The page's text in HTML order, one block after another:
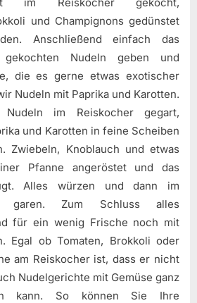
und Champignons gedünstet
Anschließend einfach das
Nudeln geben und
die es gerne etwas exotischer
Nudeln mit Paprika und Karotten.
im Reiskocher gegart,
und Karotten in feine Scheiben
Zwiebeln, Knoblauch und etwas
Pfanne angeröstet und das
Alles würzen und dann im
garen. Zum Schluss alles
für ein wenig Frische noch mit
Egal ob Tomaten, Brokkoli oder
am Reiskocher ist, dass er nicht
Nudelgerichte mit Gemüse ganz
kann. So können Sie Ihre